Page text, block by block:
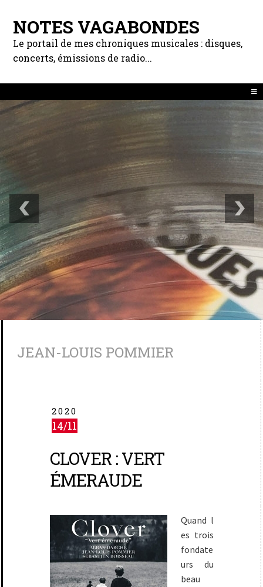
NOTES VAGABONDES
Le portail de mes chroniques musicales : disques,
concerts, émissions de radio...
JEAN-LOUIS POMMIER
2020
14/11
CLOVER : VERT
ÉMERAUDE
Quand l
es trois
fondate
urs du
beau